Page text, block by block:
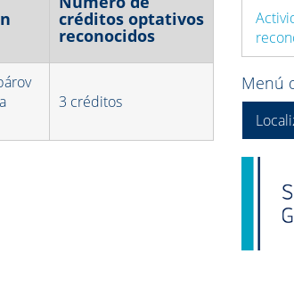
créditos optativos
reconocidos
3 créditos
Menú